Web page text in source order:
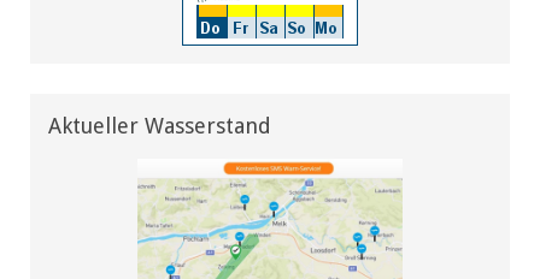
Aktueller Wasserstand